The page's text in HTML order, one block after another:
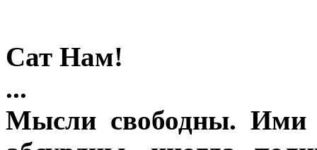
Сат Нам!
...
Мысли свободны. Ими